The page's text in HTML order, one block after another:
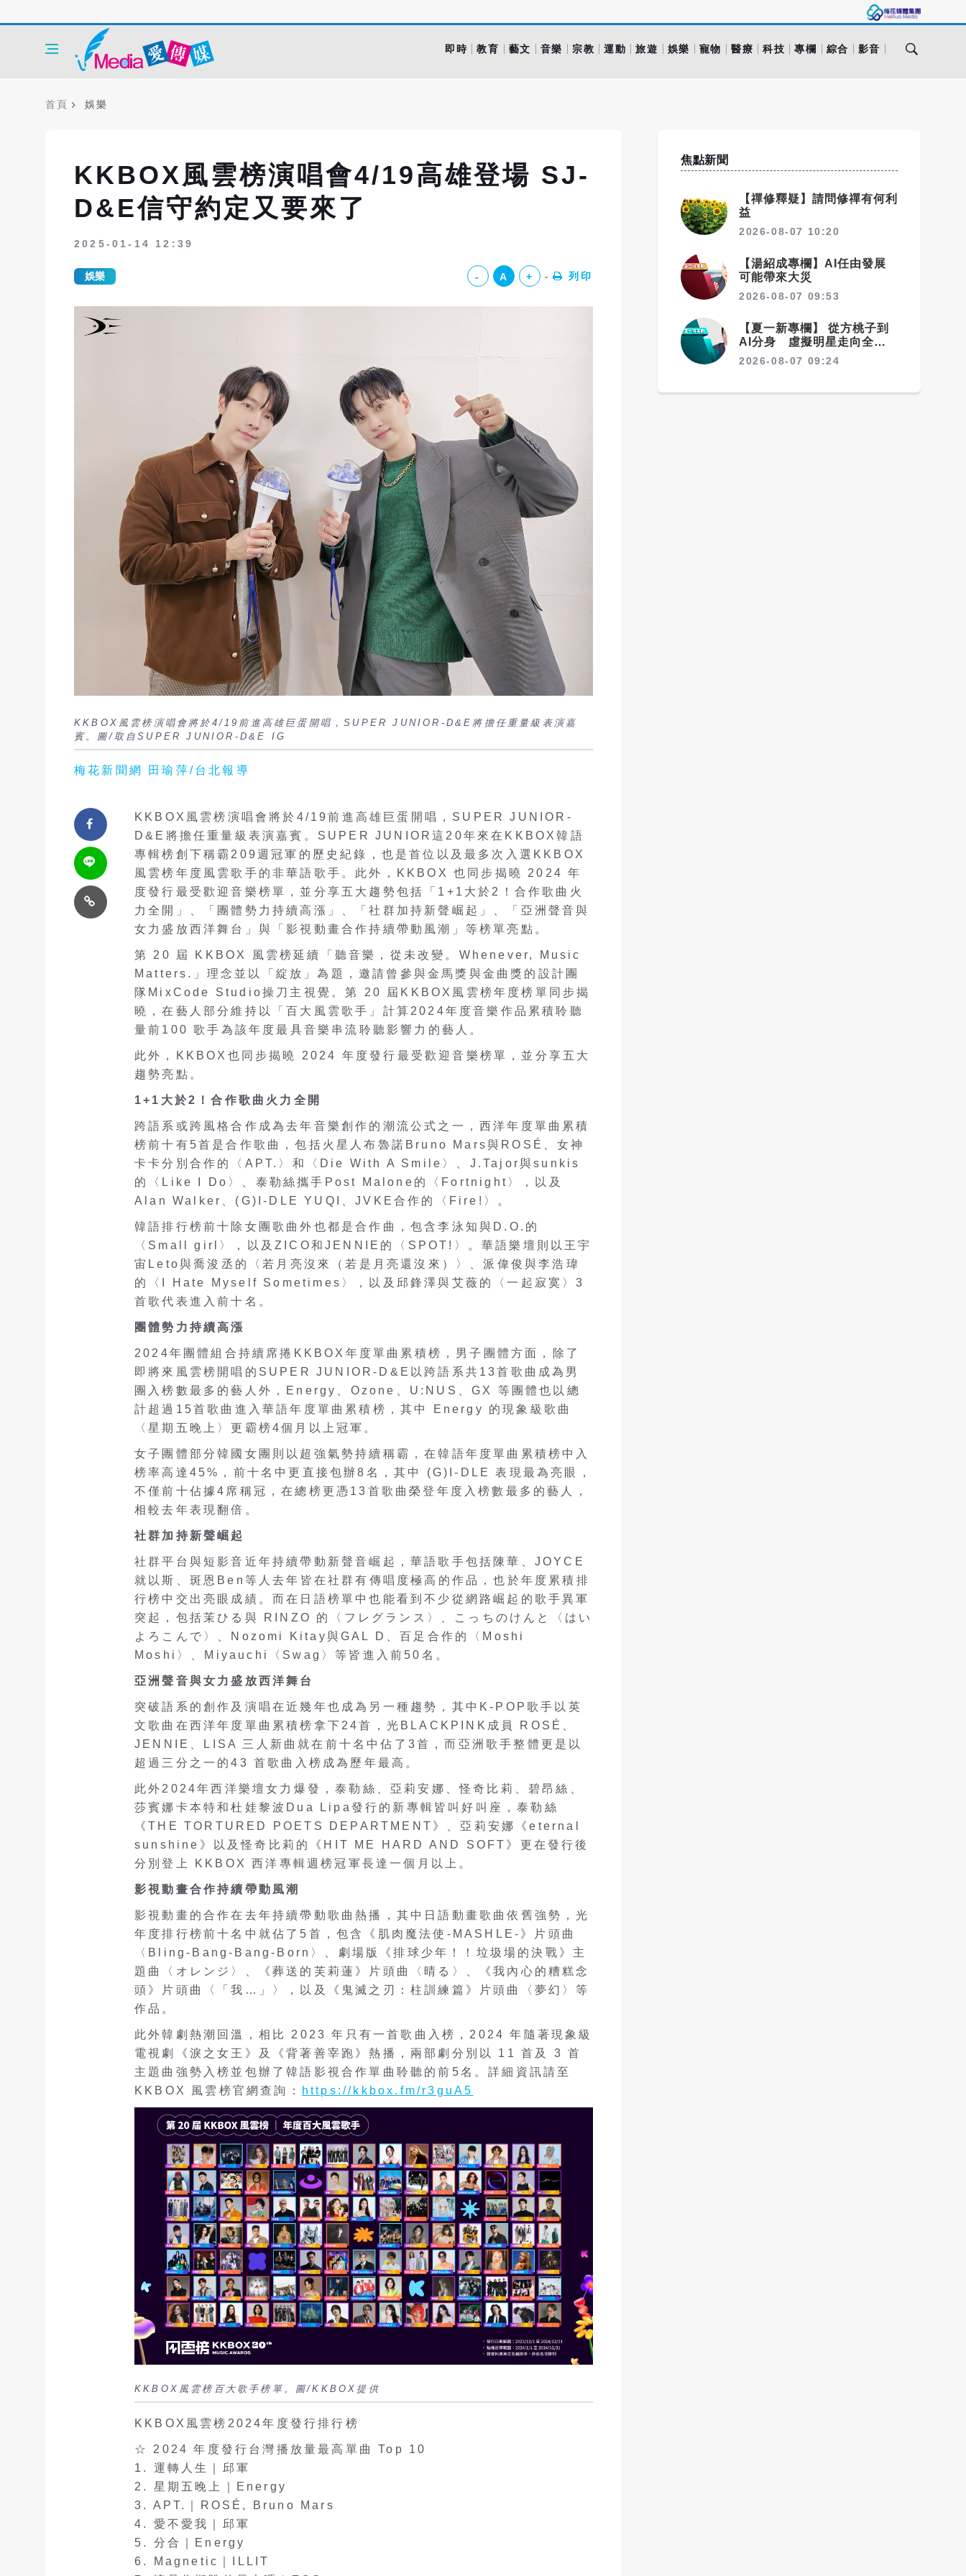
即時 教育 藝文 音樂 宗教 運動 旅遊 娛樂 寵物 醫療 科技 專欄 綜合 影音
首頁 娛樂
KKBOX風雲榜演唱會4/19高雄登場 SJ-
D&E信守約定又要來了
2025-01-14 12:39
娛樂 - A + 列印
KKBOX風雲榜演唱會將於4/19前進高雄巨蛋開唱，SUPER JUNIOR-D&E將擔任重量級表演嘉
賓。圖/取自SUPER JUNIOR-D&E IG
梅花新聞網 田瑜萍/台北報導
KKBOX風雲榜演唱會將於4/19前進高雄巨蛋開唱，SUPER JUNIOR-
D&E將擔任重量級表演嘉賓。SUPER JUNIOR這20年來在KKBOX韓語
專輯榜創下稱霸209週冠軍的歷史紀錄，也是首位以及最多次入選KKBOX
風雲榜年度風雲歌手的非華語歌手。此外，KKBOX 也同步揭曉 2024 年
度發行最受歡迎音樂榜單，並分享五大趨勢包括「1+1大於2！合作歌曲火
力全開」、「團體勢力持續高漲」、「社群加持新聲崛起」、「亞洲聲音與
女力盛放西洋舞台」與「影視動畫合作持續帶動風潮」等榜單亮點。
第 20 屆 KKBOX 風雲榜延續「聽音樂，從未改變。Whenever, Music
Matters.」理念並以「綻放」為題，邀請曾參與金馬獎與金曲獎的設計團
隊MixCode Studio操刀主視覺。第 20 屆KKBOX風雲榜年度榜單同步揭
曉，在藝人部分維持以「百大風雲歌手」計算2024年度音樂作品累積聆聽
量前100 歌手為該年度最具音樂串流聆聽影響力的藝人。
此外，KKBOX也同步揭曉 2024 年度發行最受歡迎音樂榜單，並分享五大
趨勢亮點。
1+1大於2！合作歌曲火力全開
跨語系或跨風格合作成為去年音樂創作的潮流公式之一，西洋年度單曲累積
榜前十有5首是合作歌曲，包括火星人布魯諾Bruno Mars與ROSÉ、女神
卡卡分別合作的〈APT.〉和〈Die With A Smile〉、J.Tajor與sunkis
的〈Like I Do〉、泰勒絲攜手Post Malone的〈Fortnight〉，以及
Alan Walker、(G)I-DLE YUQI、JVKE合作的〈Fire!〉。
韓語排行榜前十除女團歌曲外也都是合作曲，包含李泳知與D.O.的
〈Small girl〉，以及ZICO和JENNIE的〈SPOT!〉。華語樂壇則以王宇
宙Leto與喬浚丞的〈若月亮沒來（若是月亮還沒來）〉、派偉俊與李浩瑋
的〈I Hate Myself Sometimes〉，以及邱鋒澤與艾薇的〈一起寂寞〉3
首歌代表進入前十名。
團體勢力持續高漲
2024年團體組合持續席捲KKBOX年度單曲累積榜，男子團體方面，除了
即將來風雲榜開唱的SUPER JUNIOR-D&E以跨語系共13首歌曲成為男
團入榜數最多的藝人外，Energy、Ozone、U:NUS、GX 等團體也以總
計超過15首歌曲進入華語年度單曲累積榜，其中 Energy 的現象級歌曲
〈星期五晚上〉更霸榜4個月以上冠軍。
女子團體部分韓國女團則以超強氣勢持續稱霸，在韓語年度單曲累積榜中入
榜率高達45%，前十名中更直接包辦8名，其中 (G)I-DLE 表現最為亮眼，
不僅前十佔據4席稱冠，在總榜更憑13首歌曲榮登年度入榜數最多的藝人，
相較去年表現翻倍。
社群加持新聲崛起
社群平台與短影音近年持續帶動新聲音崛起，華語歌手包括陳華、JOYCE
就以斯、斑恩Ben等人去年皆在社群有傳唱度極高的作品，也於年度累積排
行榜中交出亮眼成績。而在日語榜單中也能看到不少從網路崛起的歌手異軍
突起，包括茉ひる與 RINZO 的〈フレグランス〉、こっちのけんと〈はい
よろこんで〉、Nozomi Kitay與GAL D、百足合作的〈Moshi
Moshi〉、Miyauchi〈Swag〉等皆進入前50名。
亞洲聲音與女力盛放西洋舞台
突破語系的創作及演唱在近幾年也成為另一種趨勢，其中K-POP歌手以英
文歌曲在西洋年度單曲累積榜拿下24首，光BLACKPINK成員 ROSÉ、
JENNIE、LISA 三人新曲就在前十名中佔了3首，而亞洲歌手整體更是以
超過三分之一的43 首歌曲入榜成為歷年最高。
此外2024年西洋樂壇女力爆發，泰勒絲、亞莉安娜、怪奇比莉、碧昂絲、
莎賓娜卡本特和杜娃黎波Dua Lipa發行的新專輯皆叫好叫座，泰勒絲
《THE TORTURED POETS DEPARTMENT》、亞莉安娜《eternal
sunshine》以及怪奇比莉的《HIT ME HARD AND SOFT》更在發行後
分別登上 KKBOX 西洋專輯週榜冠軍長達一個月以上。
影視動畫合作持續帶動風潮
影視動畫的合作在去年持續帶動歌曲熱播，其中日語動畫歌曲依舊強勢，光
年度排行榜前十名中就佔了5首，包含《肌肉魔法使-MASHLE-》片頭曲
〈Bling-Bang-Bang-Born〉、劇場版《排球少年！！垃圾場的決戰》主
題曲〈オレンジ〉、《葬送的芙莉蓮》片頭曲〈晴る〉、《我內心的糟糕念
頭》片頭曲〈「我…」〉，以及《鬼滅之刃：柱訓練篇》片頭曲〈夢幻〉等
作品。
此外韓劇熱潮回溫，相比 2023 年只有一首歌曲入榜，2024 年隨著現象級
電視劇《淚之女王》及《背著善宰跑》熱播，兩部劇分別以 11 首及 3 首
主題曲強勢入榜並包辦了韓語影視合作單曲聆聽的前5名。詳細資訊請至
KKBOX 風雲榜官網查詢：
https://kkbox.fm/r3guA5
KKBOX風雲榜百大歌手榜單。圖/KKBOX提供
KKBOX風雲榜2024年度發行排行榜
☆ 2024 年度發行台灣播放量最高單曲 Top 10
1. 運轉人生｜邱軍
2. 星期五晚上｜Energy
3. APT.｜ROSÉ, Bruno Mars
4. 愛不愛我｜邱軍
5. 分合｜Energy
6. Magnetic｜ILLIT
焦點新聞
【禪修釋疑】請問修禪有何利
益
2026-08-07 10:20
【湯紹成專欄】AI任由發展
可能帶來大災
2026-08-07 09:53
【夏一新專欄】 從方桃子到
AI分身 虛擬明星走向全球
影視
2026-08-07 09:24